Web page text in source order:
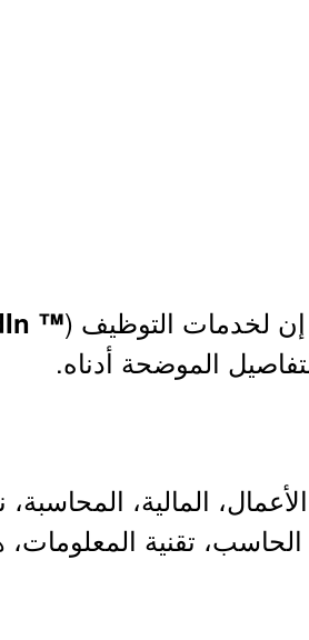
إن لخدمات التوظيف (™ LinkedIn
الموضحة أدناه.
المالية،
الحاسب، تقنية